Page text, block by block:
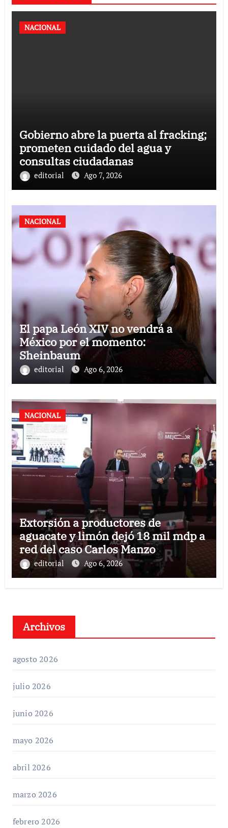
NACIONAL
Gobierno abre la puerta al fracking;
prometen cuidado del agua y
consultas ciudadanas
editorial Ago 7, 2026
NACIONAL
El papa León XIV no vendrá a
México por el momento:
Sheinbaum
editorial Ago 6, 2026
NACIONAL
Extorsión a productores de
aguacate y limón dejó 18 mil mdp a
red del caso Carlos Manzo
editorial Ago 6, 2026
Archivos
agosto 2026
julio 2026
junio 2026
mayo 2026
abril 2026
marzo 2026
febrero 2026